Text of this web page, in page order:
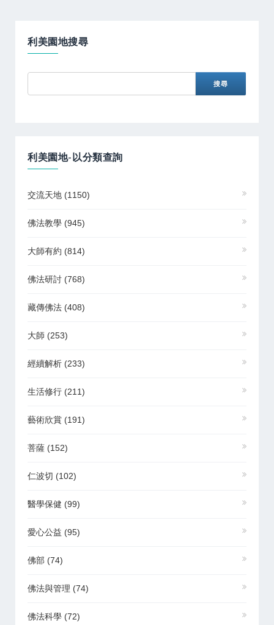
利美園地搜尋
利美園地-以分類查詢
交流天地 (1150)
佛法教學 (945)
大師有約 (814)
佛法研討 (768)
藏傳佛法 (408)
大師 (253)
經續解析 (233)
生活修行 (211)
藝術欣賞 (191)
菩薩 (152)
仁波切 (102)
醫學保健 (99)
愛心公益 (95)
佛部 (74)
佛法與管理 (74)
佛法科學 (72)